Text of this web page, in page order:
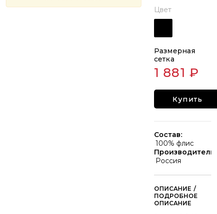
Цвет
Размерная
сетка
1 881 ₽
Купить
Состав:
100% флис
Производитель:
Россия
/